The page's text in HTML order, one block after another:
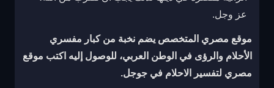
عز وجل.
موقع مصري المتخصص يضم نخبة من كبار مفسري
الأحلام والرؤى في الوطن العربي، للوصول إليه اكتب موقع
مصري لتفسير الاحلام في جوجل.